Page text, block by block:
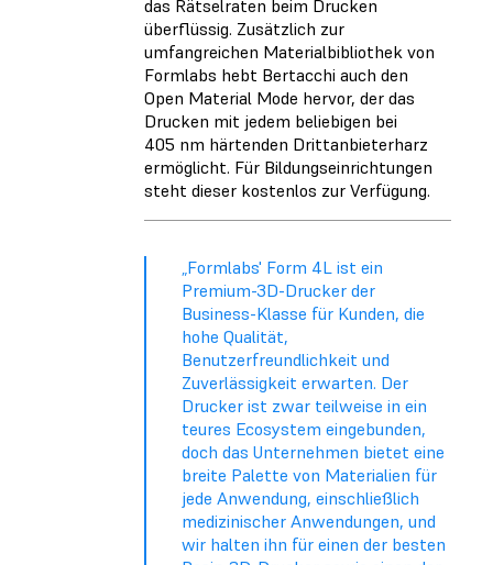
das Rätselraten beim Drucken
überflüssig. Zusätzlich zur
umfangreichen Materialbibliothek von
Formlabs hebt Bertacchi auch den
Open Material Mode hervor, der das
Drucken mit jedem beliebigen bei
405 nm härtenden Drittanbieterharz
ermöglicht. Für Bildungseinrichtungen
steht dieser kostenlos zur Verfügung.
„Formlabs' Form 4L ist ein
Premium-3D-Drucker der
Business-Klasse für Kunden, die
hohe Qualität,
Benutzerfreundlichkeit und
Zuverlässigkeit erwarten. Der
Drucker ist zwar teilweise in ein
teures Ecosystem eingebunden,
doch das Unternehmen bietet eine
breite Palette von Materialien für
jede Anwendung, einschließlich
medizinischer Anwendungen, und
wir halten ihn für einen der besten